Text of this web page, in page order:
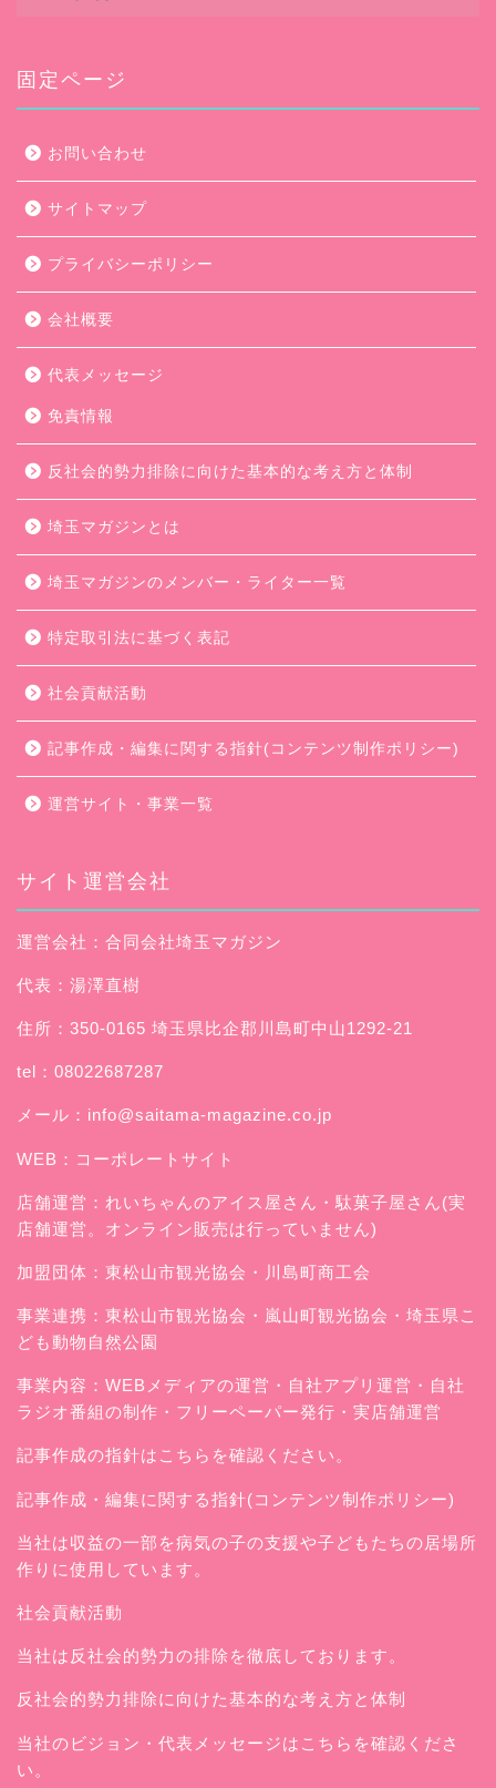
ー
ブ
固定ページ
お問い合わせ
サイトマップ
プライバシーポリシー
会社概要
代表メッセージ
免責情報
反社会的勢力排除に向けた基本的な考え方と体制
埼玉マガジンとは
埼玉マガジンのメンバー・ライター一覧
特定取引法に基づく表記
社会貢献活動
記事作成・編集に関する指針(コンテンツ制作ポリシー)
運営サイト・事業一覧
サイト運営会社
運営会社：合同会社埼玉マガジン
代表：湯澤直樹
住所：350-0165 埼玉県比企郡川島町中山1292-21
tel：08022687287
メール： info@saitama-magazine.co.jp
WEB： コーポレートサイト
店舗運営： れいちゃんのアイス屋さん ・駄菓子屋さん(実
店舗運営。オンライン販売は行っていません)
加盟団体：東松山市観光協会・川島町商工会
事業連携：東松山市観光協会・嵐山町観光協会・埼玉県こ
ども動物自然公園
事業内容：WEBメディアの運営・自社アプリ運営・自社
ラジオ番組の制作・フリーペーパー発行・実店舗運営
記事作成の指針はこちらを確認ください。
記事作成・編集に関する指針(コンテンツ制作ポリシー)
当社は収益の一部を病気の子の支援や子どもたちの居場所
作りに使用しています。
社会貢献活動
当社は反社会的勢力の排除を徹底しております。
反社会的勢力排除に向けた基本的な考え方と体制
当社のビジョン・代表メッセージはこちらを確認くださ
い。